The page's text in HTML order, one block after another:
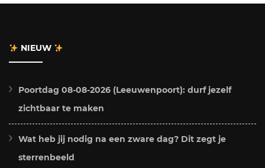
NIEUW
Poortdag 08-08-2026 (Leeuwenpoort): durf jezelf
zichtbaar te maken
Wat heb jij nodig na een zware dag? Dit zegt je
sterrenbeeld